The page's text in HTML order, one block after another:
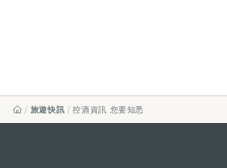
旅遊快訊 控酒資訊 您要知悉